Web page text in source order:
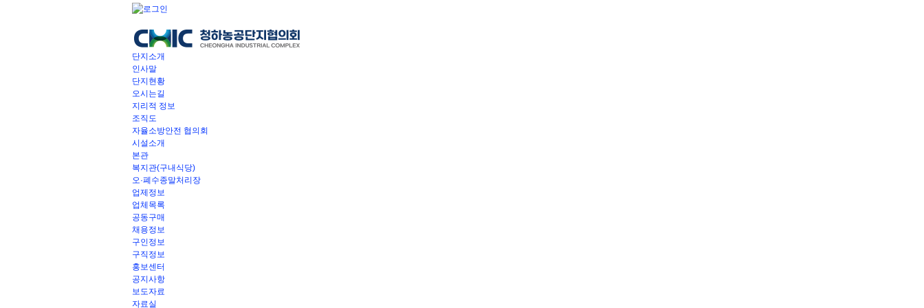
단지소개
인사말
단지현황
오시는길
지리적 정보
조직도
자율소방안전 협의회
시설소개
본관
복지관(구내식당)
오·폐수종말처리장
업제정보
업체목록
공동구매
채용정보
구인정보
구직정보
홍보센터
공지사항
보도자료
자료실